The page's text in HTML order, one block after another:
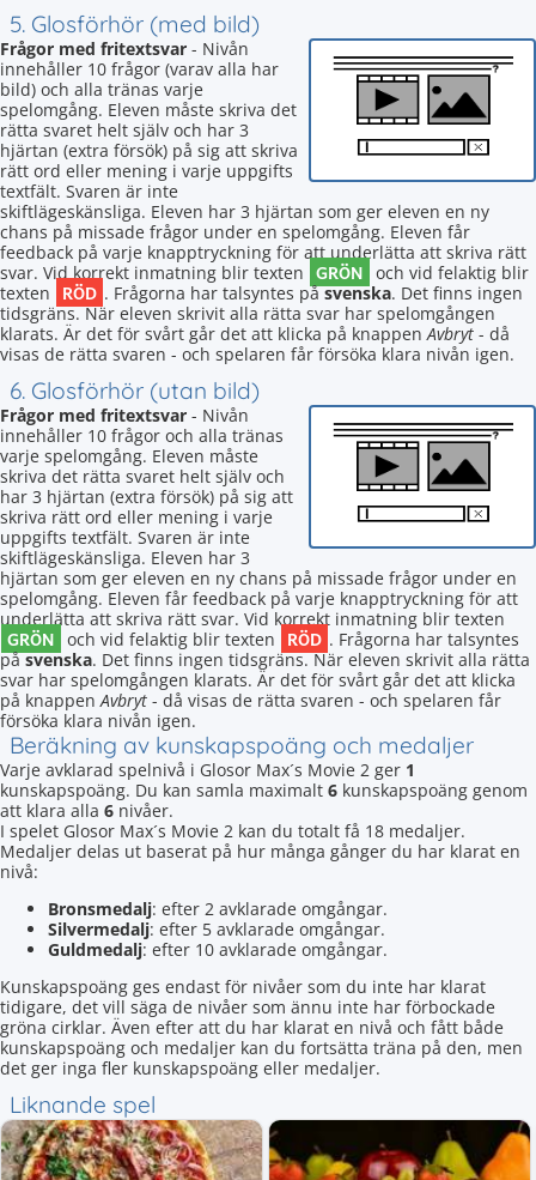
5. Glosförhör (med bild)
Frågor med fritextsvar - Nivån
innehåller 10 frågor (varav alla har
bild) och alla tränas varje
spelomgång. Eleven måste skriva det
rätta svaret helt själv och har 3
hjärtan (extra försök) på sig att skriva
rätt ord eller mening i varje uppgifts
textfält. Svaren är inte
skiftlägeskänsliga. Eleven har 3 hjärtan som ger eleven en ny
chans på missade frågor under en spelomgång. Eleven får
feedback på varje knapptryckning för att underlätta att skriva rätt
svar. Vid korrekt inmatning blir texten GRÖN och vid felaktig blir
texten
RÖD . Frågorna har talsyntes påsvenska. Det finns ingen
tidsgräns. När eleven skrivit alla rätta svar har spelomgången
klarats. Är det för svårt går det att klicka på knappenAvbryt - då
visas de rätta svaren - och spelaren får försöka klara nivån igen.
6. Glosförhör (utan bild)
Frågor med fritextsvar - Nivån
innehåller 10 frågor och alla tränas
varje spelomgång. Eleven måste
skriva det rätta svaret helt själv och
har 3 hjärtan (extra försök) på sig att
skriva rätt ord eller mening i varje
uppgifts textfält. Svaren är inte
skiftlägeskänsliga. Eleven har 3
hjärtan som ger eleven en ny chans på missade frågor under en
spelomgång. Eleven får feedback på varje knapptryckning för att
underlätta att skriva rätt svar. Vid korrekt inmatning blir texten
GRÖN och vid felaktig blir texten RÖD . Frågorna har talsyntes
påsvenska. Det finns ingen tidsgräns. När eleven skrivit alla rätta
svar har spelomgången klarats. Är det för svårt går det att klicka
på knappenAvbryt - då visas de rätta svaren - och spelaren får
försöka klara nivån igen.
Beräkning av kunskapspoäng och medaljer
Varje avklarad spelnivå i Glosor Max´s Movie 2 ger 1
kunskapspoäng. Du kan samla maximalt 6 kunskapspoäng genom
att klara alla 6 nivåer.
I spelet Glosor Max´s Movie 2 kan du totalt få 18 medaljer.
Medaljer delas ut baserat på hur många gånger du har klarat en
nivå:
Bronsmedalj: efter 2 avklarade omgångar.
Silvermedalj: efter 5 avklarade omgångar.
Guldmedalj: efter 10 avklarade omgångar.
Kunskapspoäng ges endast för nivåer som du inte har klarat
tidigare, det vill säga de nivåer som ännu inte har förbockade
gröna cirklar. Även efter att du har klarat en nivå och fått både
kunskapspoäng och medaljer kan du fortsätta träna på den, men
det ger inga fler kunskapspoäng eller medaljer.
Liknande spel